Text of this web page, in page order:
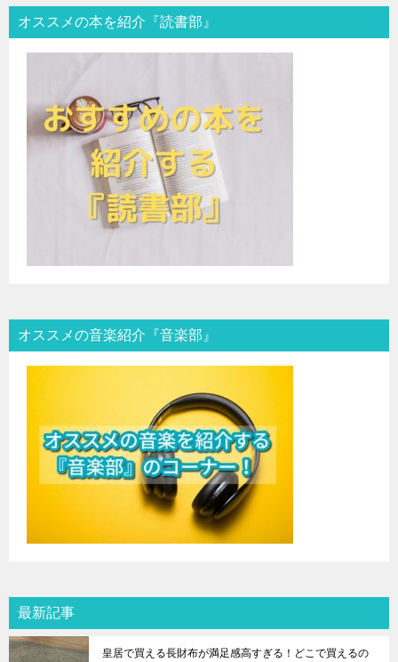
オススメの本を紹介『読書部』
オススメの音楽紹介『音楽部』
最新記事
皇居で買える長財布が満足感高すぎる！どこで買えるの